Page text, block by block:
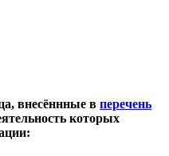
внесённные в перечень
которых